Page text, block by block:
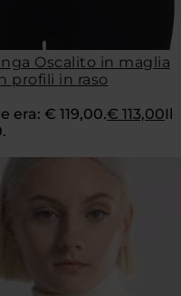
Oscalito in maglia
profili in raso
era: € 119,00.€ 113,00Il